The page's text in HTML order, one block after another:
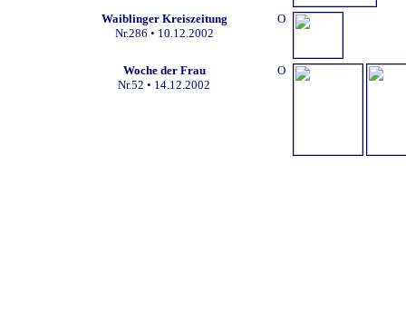
Waiblinger Kreiszeitung
Nr.286 • 10.12.2002
O
Woche der Frau
Nr.52 • 14.12.2002
O